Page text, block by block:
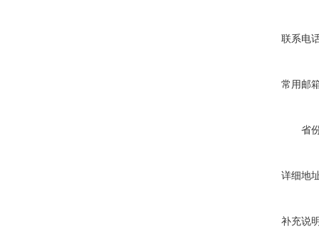
联系电
常用邮
省
详细地
补充说